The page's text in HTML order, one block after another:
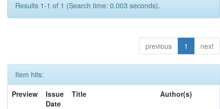
Results 1-1 of 1 (Search time: 0.003 seconds).
previous 1 next
Item hits:
Preview
Issue
Date
Title Author(s)